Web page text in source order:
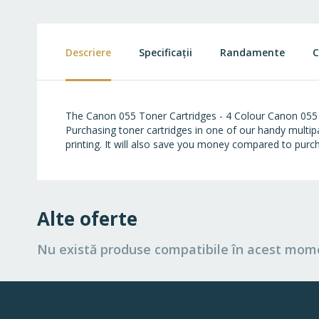
images
Descriere
The Canon 055 Toner Cartridges - 4 Colour Canon
Purchasing toner cartridges in one of our handy
printing. It will also save you money compared to
Specificații Randamente
Alte oferte
Nu există produse compatibile în acest